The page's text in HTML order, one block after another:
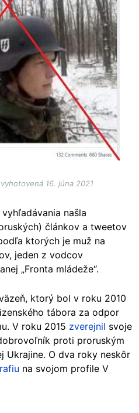
16. júna 2021
našla
článkov a tweetov
ktorých je muž na
jeden z vodcov
„Fronta mládeže“.
ktorý bol v roku 2010
tábora za odpor
V roku 2015 zverejnil svoje
proti proruským
Ukrajine. O dva roky neskôr
na svojom profile V